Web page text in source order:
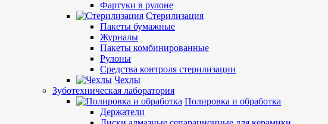
Фартуки в рулоне
Стерилизация
Пакеты бумажные
Журналы
Пакеты комбинированные
Рулоны
Средства контроля стерилизации
Чехлы
Зуботехническая лаборатория
Полировка и обработка
Держатели